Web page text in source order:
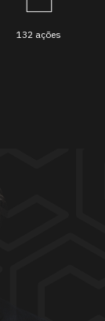
132 ações